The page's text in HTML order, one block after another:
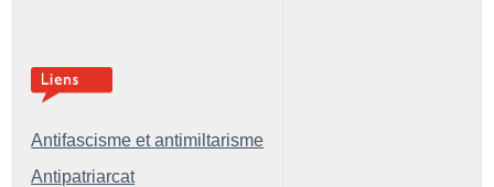
Antifascisme et antimiltarisme
Antipatriarcat